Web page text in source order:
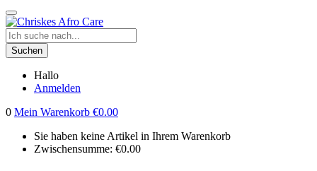
Suchen
Hallo
Anmelden
0 Mein Warenkorb €0.00
Sie haben keine Artikel in Ihrem Warenkorb
Zwischensumme: €0.00